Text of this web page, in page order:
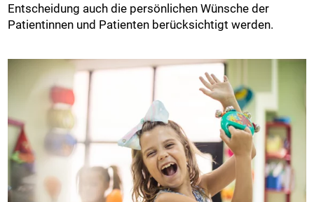
Entscheidung auch die persönlichen Wünsche der
Patientinnen und Patienten berücksichtigt werden.